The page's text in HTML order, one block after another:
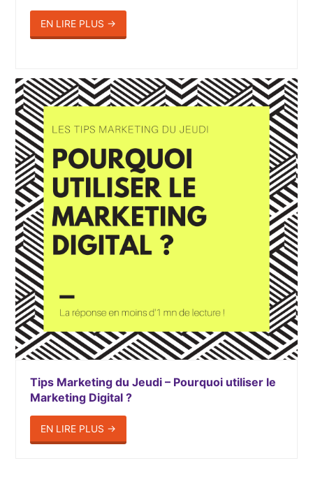
EN LIRE PLUS →
Tips Marketing du Jeudi – Pourquoi utiliser le
Marketing Digital ?
EN LIRE PLUS →